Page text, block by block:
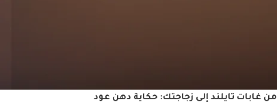
من غابات تايلند إلى زجاجتك: حكاية دهن عود